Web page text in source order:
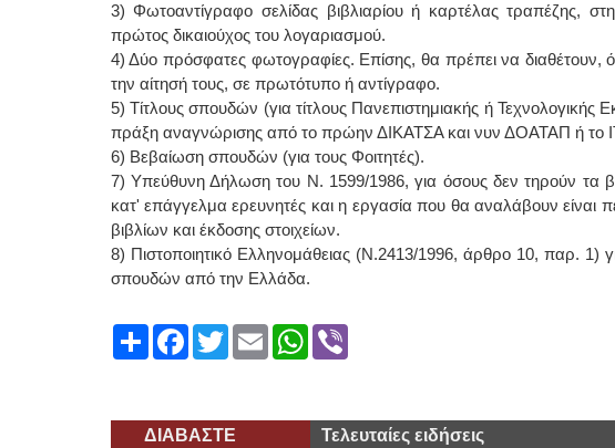
3) Φωτοαντίγραφο σελίδας βιβλιαρίου ή καρτέλας τραπέζης,
πρώτος δικαιούχος του λογαριασμού.
4) Δύο πρόσφατες φωτογραφίες. Επίσης, θα πρέπει να διαθέτουν,
την αίτησή τους, σε πρωτότυπο ή αντίγραφο.
5) Τίτλους σπουδών (για τίτλους Πανεπιστημιακής ή Τεχνολογικής
πράξη αναγνώρισης από το πρώην ΔΙΚΑΤΣΑ και νυν ΔΟΑΤΑΠ ή το
6) Βεβαίωση σπουδών (για τους Φοιτητές).
7) Υπεύθυνη Δήλωση του Ν. 1599/1986, για όσους δεν τηρούν τα
κατ' επάγγελμα ερευνητές και η εργασία που θα αναλάβουν είναι
βιβλίων και έκδοσης στοιχείων.
8) Πιστοποιητικό Ελληνομάθειας (Ν.2413/1996, άρθρο 10, παρ. 1)
σπουδών από την Ελλάδα.
ShareFacebook
TwitterEmailWhatsApp
Viber
ΔΙΑΒΑΣΤΕ Τελευταίες ειδήσεις